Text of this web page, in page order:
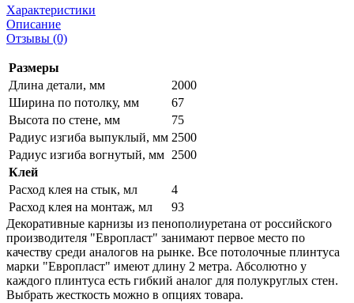
Характеристики
Описание
Отзывы (0)
Размеры
Длина детали, мм
2000
Ширина по потолку, мм
67
Высота по стене, мм
75
Радиус изгиба выпуклый, мм 2500
Радиус изгиба вогнутый, мм 2500
Клей
Расход клея на стык, мл
4
Расход клея на монтаж, мл
93
Декоративные карнизы из пенополиуретана от российского
производителя "Европласт" занимают первое место по
качеству среди аналогов на рынке. Все потолочные плинтуса
марки "Европласт" имеют длину 2 метра. Абсолютно у
каждого плинтуса есть гибкий аналог для полукруглых стен.
Выбрать жесткость можно в опциях товара.